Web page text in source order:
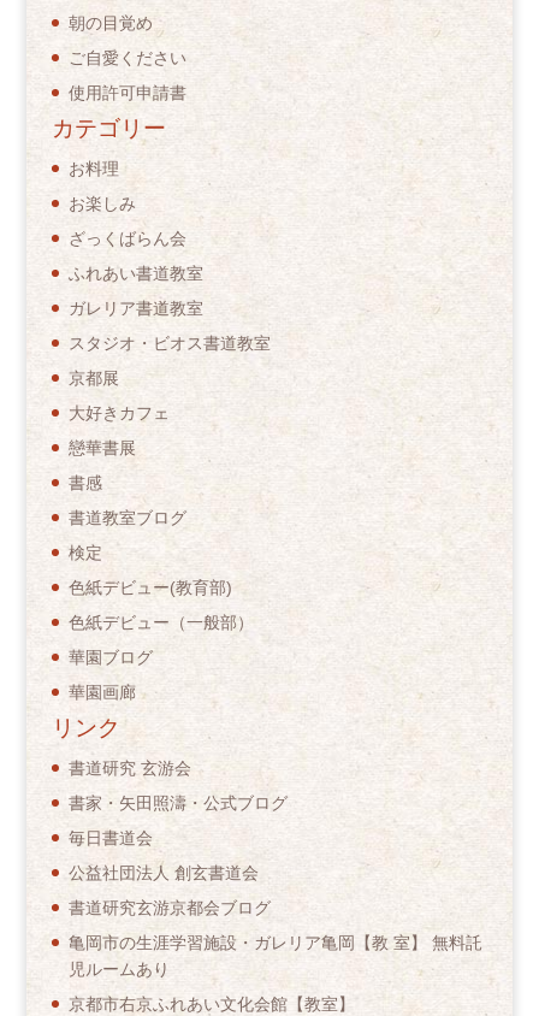
朝の目覚め
ご自愛ください
使用許可申請書
カテゴリー
お料理
お楽しみ
ざっくばらん会
ふれあい書道教室
ガレリア書道教室
スタジオ・ビオス書道教室
京都展
大好きカフェ
戀華書展
書感
書道教室ブログ
検定
色紙デビュー(教育部)
色紙デビュー（一般部）
華園ブログ
華園画廊
リンク
書道研究 玄游会
書家・矢田照濤・公式ブログ
毎日書道会
公益社団法人 創玄書道会
書道研究玄游京都会ブログ
亀岡市の生涯学習施設・ガレリア亀岡【教 室】 無料託
児ルームあり
京都市右京ふれあい文化会館【教室】